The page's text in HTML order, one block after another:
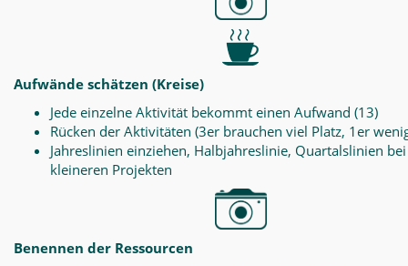
Aufwände schätzen (Kreise)
Jede einzelne Aktivität bekommt einen Aufwand (13)
Rücken der Aktivitäten (3er brauchen viel Platz, 1er
Jahreslinien einziehen, Halbjahreslinie, Quartalslinien bei
kleineren Projekten
Benennen der Ressourcen